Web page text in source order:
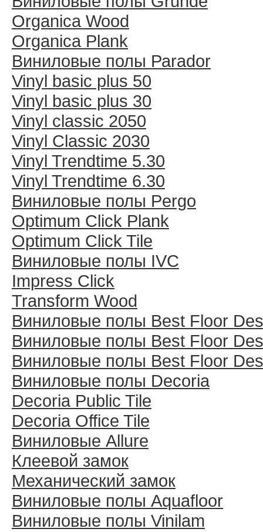
Organica Wood
Organica Plank
Виниловые полы Раrador
Vinyl basic plus 50
Vinyl basic plus 30
Vinyl classic 2050
Vinyl Classic 2030
Vinyl Trendtime 5.30
Vinyl Trendtime 6.30
Виниловые полы Pergo
Optimum Click Plank
Optimum Click Tile
Виниловые полы IVC
Impress Click
Transform Wood
Виниловые полы Best Floor
Виниловые полы Best Floor
Виниловые полы Best Floor
Виниловые полы Decoria
Decoria Public Tile
Decoria Office Tile
Виниловые Allure
Клеевой замок
Механический замок
Виниловые полы Aquafloor
Виниловые полы Vinilam